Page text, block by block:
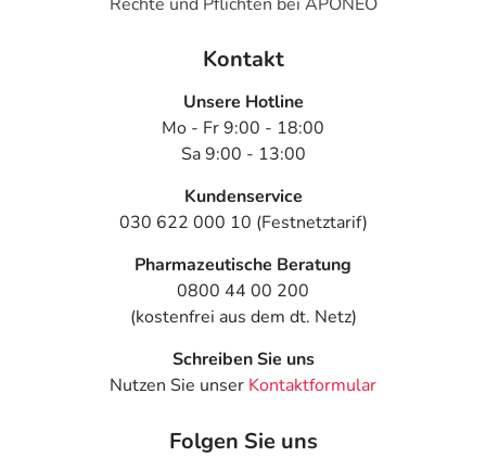
unabhängigen Skin Health Alliance aufgrund ihrer
Essity Germany GmbH
elektronische Adresse: https://www.essity.de/ |
Angaben gem. EU-Produktsicherheitsverordnung (GPSR)
Kontakt
Unsere Hotline
Mo - Fr 9:00 - 18:00
Sa 9:00 - 13:00
Kundenservice
030 622 000 10 (Festnetztarif)
Pharmazeutische Beratung
0800 44 00 200
(kostenfrei aus dem dt. Netz)
Schreiben Sie uns
Nutzen Sie unser Kontaktformular
Folgen Sie uns